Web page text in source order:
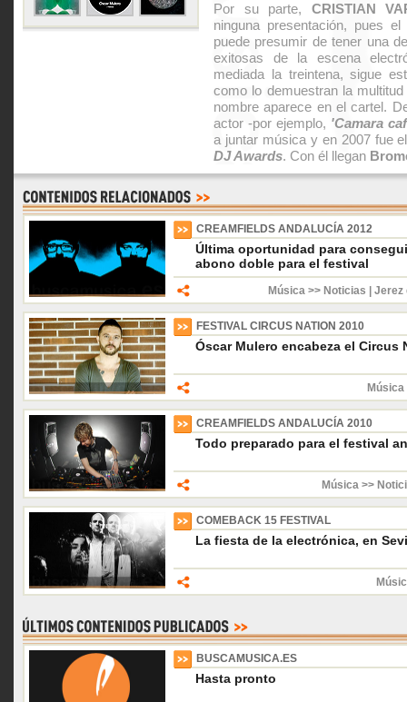
Por su parte, CRISTIAN
ninguna presentación, pues
puede presumir de tener una
exitosas de la escena
mediada la treintena, sigue
como lo demuestran la
nombre aparece en el cartel.
actor -por ejemplo, 'Camara
a juntar música y en 2007 fue
DJ Awards. Con él llegan
CREAMFIELDS ANDALUCÍA 2012
Última oportunidad para
abono doble para el festival
Música >> Noticias Jerez
FESTIVAL CIRCUS NATION 2010
Óscar Mulero encabeza el Circus
CREAMFIELDS ANDALUCÍA 2010
Todo preparado para el festival
Música >>
COMEBACK 15 FESTIVAL
La fiesta de la electrónica, en
BUSCAMUSICA.ES
Hasta pronto